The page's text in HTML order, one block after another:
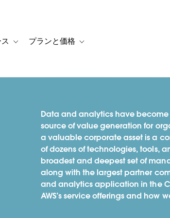
ーリー for ソリューション
Toggle sub-navigation for リソース
プランと価格 Toggle sub-navigation for プラ
Data and analytics have
source of value generation for
a valuable corporate asset is a
of dozens of technologies, tools,
broadest and deepest set of
along with the largest partner
and analytics application in the
AWS’s service offerings and how